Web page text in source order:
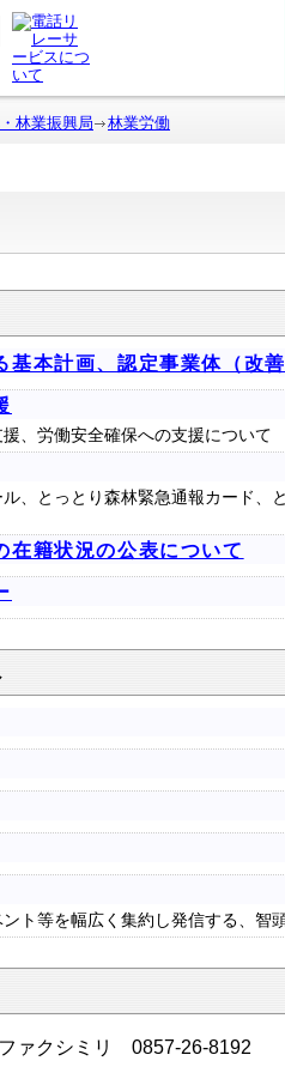
林業振興局 林業労働
本計画、認定事業体（改善
、労働安全確保への支援について
、とっとり森林緊急通報カード、
在籍状況の公表について
ト等を幅広く集約し発信する、智
ァクシミリ 0857-26-8192